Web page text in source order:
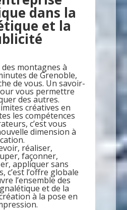
dans la
et la
montagnes à
de Grenoble,
de vous. Un savoir-
vous permettre
des autres.
créatives en
les compétences
c’est vous
dimension à
réaliser,
façonner,
appliquer sans
c’est l’offre globale
l’ensemble des
et de la
à la pose en